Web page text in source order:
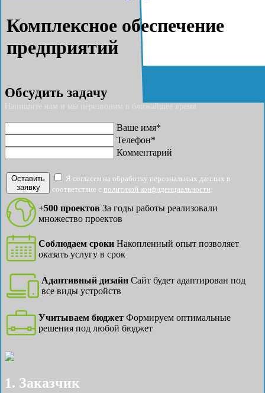
Комплексное обеспечение
предприятий
Обсудить задачу
Напишите нам и мы перезвоним в ближайшее время
Ваше имя*
Телефон*
Комментарий
Оставить
заявку
Я согласен на обработку персональных данных в
соответствие с политикой конфиденциальности
+500 проектов За годы работы реализовали
множество проектов
Соблюдаем сроки Накопленный опыт позволяет
оказать услугу в срок
Адаптивный дизайн Сайт будет адаптирован под
все виды устройств
Учитываем бюджет Формируем оптимальные
решения под любой бюджет
1. Заказчик